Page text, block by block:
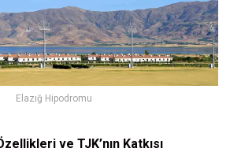
Elazığ Hipodromu
ve TJK’nın Katkısı